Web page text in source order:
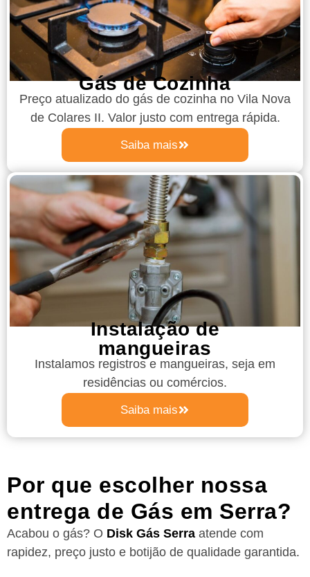
Gás de Cozinha
Preço atualizado do gás de cozinha no Vila Nova
de Colares II. Valor justo com entrega rápida.
Saiba mais
Instalação de
mangueiras
Instalamos registros e mangueiras, seja em
residências ou comércios.
Saiba mais
Por que escolher nossa
entrega de Gás em Serra?
Acabou o gás? O Disk Gás Serra atende com
rapidez, preço justo e botijão de qualidade garantida.